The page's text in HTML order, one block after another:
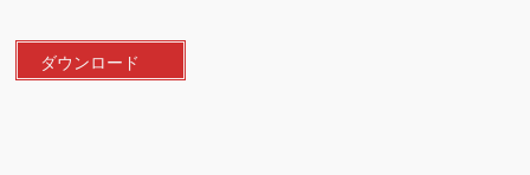
ダウンロード